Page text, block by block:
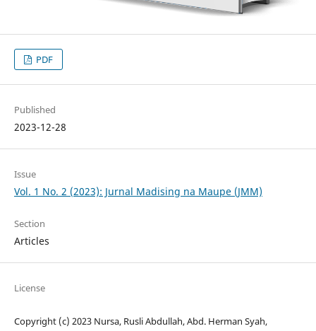
PDF
Published
2023-12-28
Issue
Vol. 1 No. 2 (2023): Jurnal Madising na Maupe (JMM)
Section
Articles
License
Copyright (c) 2023 Nursa, Rusli Abdullah, Abd. Herman Syah,